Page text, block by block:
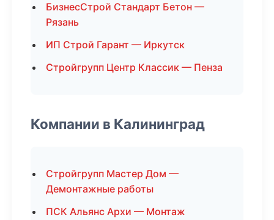
БизнесСтрой Стандарт Бетон —
Рязань
ИП Строй Гарант — Иркутск
Стройгрупп Центр Классик — Пенза
Компании в Калининград
Стройгрупп Мастер Дом —
Демонтажные работы
ПСК Альянс Архи — Монтаж